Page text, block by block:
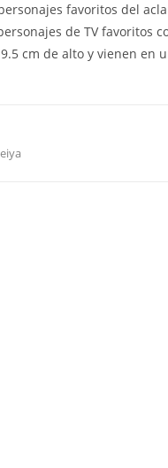
favoritos del
de TV favoritos
cm de alto y vienen en